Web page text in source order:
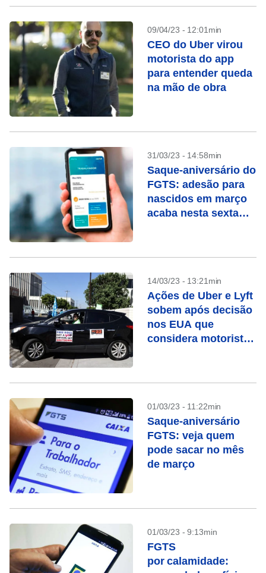
09/04/23 - 12:01min
CEO do Uber virou
motorista do app
para entender queda
na mão de obra
31/03/23 - 14:58min
Saque-aniversário do
FGTS: adesão para
nascidos em março
acaba nesta sexta
14/03/23 - 13:21min
Ações de Uber e Lyft
sobem após decisão
nos EUA que
considera motoristas
01/03/23 - 11:22min
Saque-aniversário
FGTS: veja quem
pode sacar no mês
de março
01/03/23 - 9:13min
FGTS
por calamidade: